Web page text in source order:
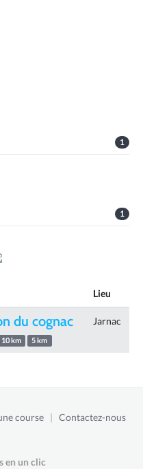
1
1
Lieu
du cognac
10 km 5 km
Jarnac
course | Contactez-nous
en un clic